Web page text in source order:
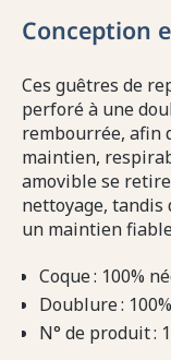
Conception
Ces guêtres de
perforé à une
rembourrée, afin
maintien,
amovible se
nettoyage, tandis
un maintien
Coque : 100%
Doublure :
N° de produit :